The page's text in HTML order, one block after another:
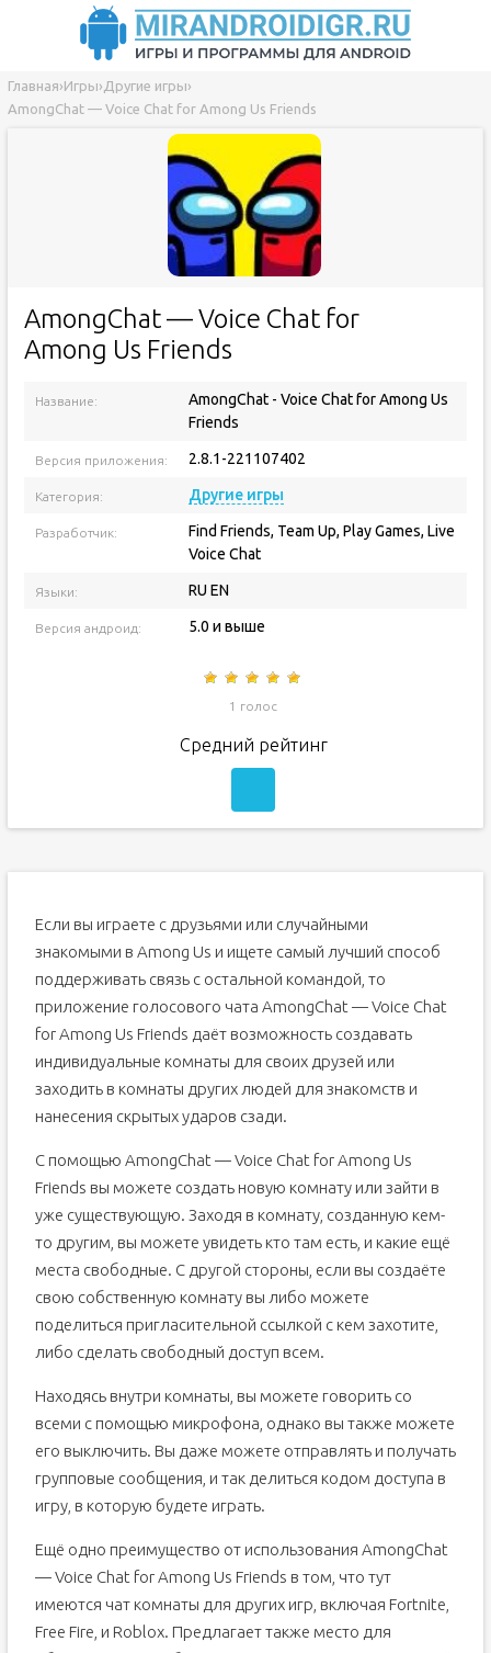
Главная›Игры› Другие игры›
AmongChat — Voice Chat for Among Us Friends
AmongChat — Voice Chat for
Among Us Friends
Название:
AmongChat - Voice Chat for Among Us
Friends
Версия приложения: 2.8.1-221107402
Категория: Другие игры
Разработчик:
Find Friends, Team Up, Play Games, Live
Voice Chat
Языки: RU EN
Версия андроид: 5.0 и выше
1 голос
Средний рейтинг
Если вы играете с друзьями или случайными
знакомыми в Among Us и ищете самый лучший способ
поддерживать связь с остальной командой, то
приложение голосового чата AmongChat — Voice Chat
for Among Us Friends даёт возможность создавать
индивидуальные комнаты для своих друзей или
заходить в комнаты других людей для знакомств и
нанесения скрытых ударов сзади.
С помощью AmongChat — Voice Chat for Among Us
Friends вы можете создать новую комнату или зайти в
уже существующую. Заходя в комнату, созданную кем-
то другим, вы можете увидеть кто там есть, и какие ещё
места свободные. С другой стороны, если вы создаёте
свою собственную комнату вы либо можете
поделиться пригласительной ссылкой с кем захотите,
либо сделать свободный доступ всем.
Находясь внутри комнаты, вы можете говорить со
всеми с помощью микрофона, однако вы также можете
его выключить. Вы даже можете отправлять и получать
групповые сообщения, и так делиться кодом доступа в
игру, в которую будете играть.
Ещё одно преимущество от использования AmongChat
— Voice Chat for Among Us Friends в том, что тут
имеются чат комнаты для других игр, включая Fortnite,
Free Fire, и Roblox. Предлагает также место для